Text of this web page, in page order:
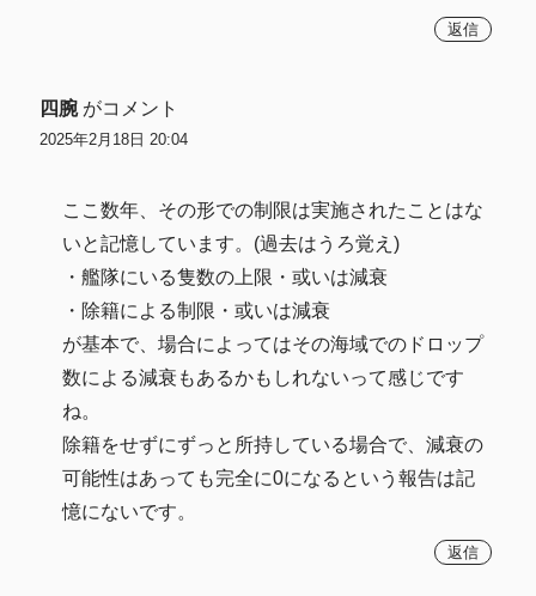
返信
四腕 がコメント
2025年2月18日 20:04
ここ数年、その形での制限は実施されたことはな
いと記憶しています。(過去はうろ覚え)
・艦隊にいる隻数の上限・或いは減衰
・除籍による制限・或いは減衰
が基本で、場合によってはその海域でのドロップ
数による減衰もあるかもしれないって感じです
ね。
除籍をせずにずっと所持している場合で、減衰の
可能性はあっても完全に0になるという報告は記
憶にないです。
返信